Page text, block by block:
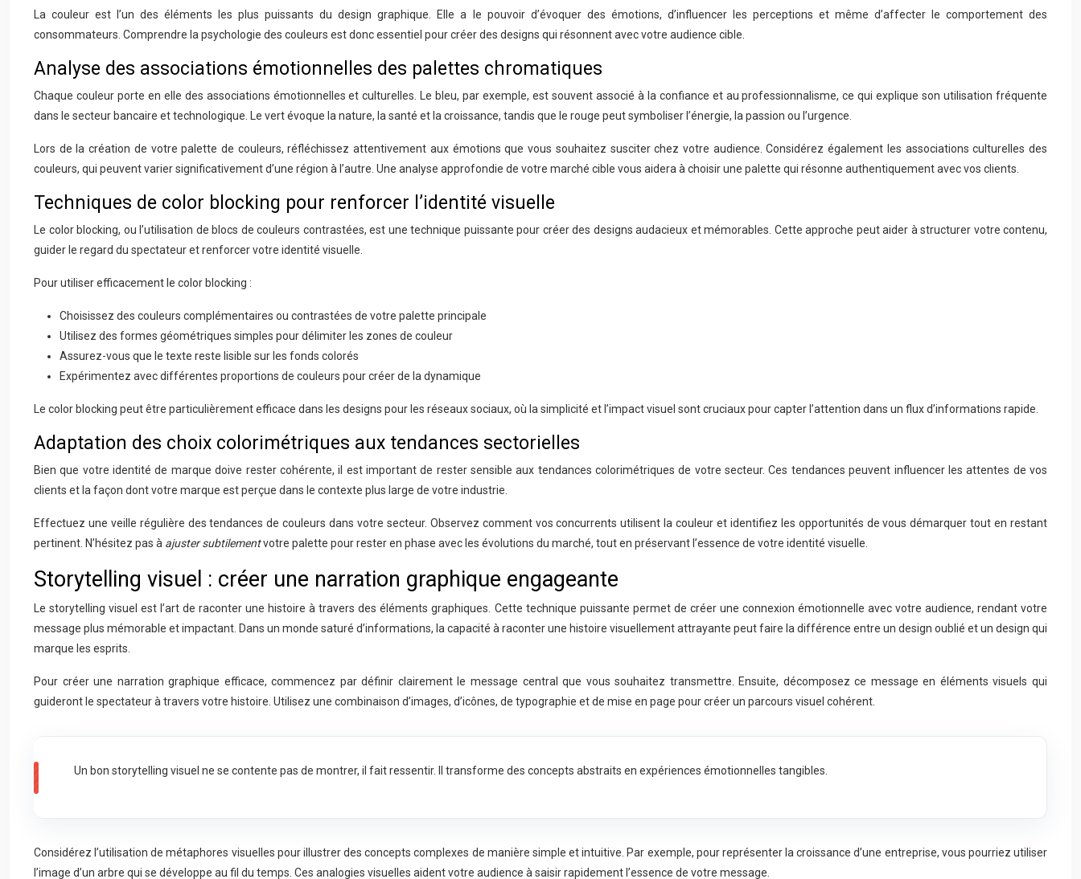
La couleur est l’un des éléments les plus puissants du design graphique. Elle a le pouvoir d’évoquer des émotions, d’influencer les perceptions et même d’affecter le comportement des
consommateurs. Comprendre la psychologie des couleurs est donc essentiel pour créer des designs qui résonnent avec votre audience cible.
Analyse des associations émotionnelles des palettes chromatiques
Chaque couleur porte en elle des associations émotionnelles et culturelles. Le bleu, par exemple, est souvent associé à la confiance et au professionnalisme, ce qui explique son utilisation fréquente
dans le secteur bancaire et technologique. Le vert évoque la nature, la santé et la croissance, tandis que le rouge peut symboliser l’énergie, la passion ou l’urgence.
Lors de la création de votre palette de couleurs, réfléchissez attentivement aux émotions que vous souhaitez susciter chez votre audience. Considérez également les associations culturelles des
couleurs, qui peuvent varier significativement d’une région à l’autre. Une analyse approfondie de votre marché cible vous aidera à choisir une palette qui résonne authentiquement avec vos clients.
Techniques de color blocking pour renforcer l’identité visuelle
Le color blocking, ou l’utilisation de blocs de couleurs contrastées, est une technique puissante pour créer des designs audacieux et mémorables. Cette approche peut aider à structurer votre contenu,
guider le regard du spectateur et renforcer votre identité visuelle.
Pour utiliser efficacement le color blocking :
Choisissez des couleurs complémentaires ou contrastées de votre palette principale
Utilisez des formes géométriques simples pour délimiter les zones de couleur
Assurez-vous que le texte reste lisible sur les fonds colorés
Expérimentez avec différentes proportions de couleurs pour créer de la dynamique
Le color blocking peut être particulièrement efficace dans les designs pour les réseaux sociaux, où la simplicité et l’impact visuel sont cruciaux pour capter l’attention dans un flux d’informations rapide.
Adaptation des choix colorimétriques aux tendances sectorielles
Bien que votre identité de marque doive rester cohérente, il est important de rester sensible aux tendances colorimétriques de votre secteur. Ces tendances peuvent influencer les attentes de vos
clients et la façon dont votre marque est perçue dans le contexte plus large de votre industrie.
Effectuez une veille régulière des tendances de couleurs dans votre secteur. Observez comment vos concurrents utilisent la couleur et identifiez les opportunités de vous démarquer tout en restant
pertinent. N’hésitez pas à ajuster subtilementvotre palette pour rester en phase avec les évolutions du marché, tout en préservant l’essence de votre identité visuelle.
Storytelling visuel : créer une narration graphique engageante
Le storytelling visuel est l’art de raconter une histoire à travers des éléments graphiques. Cette technique puissante permet de créer une connexion émotionnelle avec votre audience, rendant votre
message plus mémorable et impactant. Dans un monde saturé d’informations, la capacité à raconter une histoire visuellement attrayante peut faire la différence entre un design oublié et un design qui
marque les esprits.
Pour créer une narration graphique efficace, commencez par définir clairement le message central que vous souhaitez transmettre. Ensuite, décomposez ce message en éléments visuels qui
guideront le spectateur à travers votre histoire. Utilisez une combinaison d’images, d’icônes, de typographie et de mise en page pour créer un parcours visuel cohérent.
Un bon storytelling visuel ne se contente pas de montrer, il fait ressentir. Il transforme des concepts abstraits en expériences émotionnelles tangibles.
Considérez l’utilisation de métaphores visuelles pour illustrer des concepts complexes de manière simple et intuitive. Par exemple, pour représenter la croissance d’une entreprise, vous pourriez utiliser
l’image d’un arbre qui se développe au fil du temps. Ces analogies visuelles aident votre audience à saisir rapidement l’essence de votre message.